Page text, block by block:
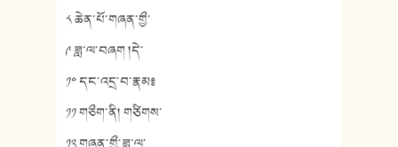
༨ ཆེན་པོ་གཞན་གྱྀ་
༩ ཟླ་ལ་བཞག །དེ་
༡༠ དང་འདྲ་བ་རྣམ༔
༡༡ གཅྀག་ནི། གཙིགས་